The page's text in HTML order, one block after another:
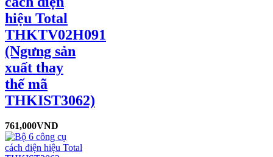
hiệu Total
THKTV02H091
(Ngưng sản
xuất thay
thế mã
THKIST3062)
761,000VND